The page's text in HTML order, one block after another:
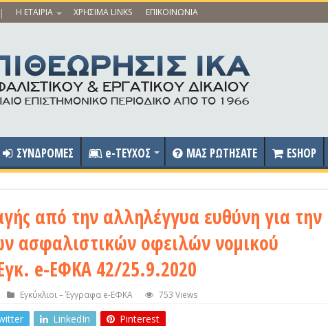
Η ΕΤΑΙΡΙΑ ΧΡΗΣΙΜΑ LINKS ΕΠΙΚΟΙΝΩΝΙΑ
ΣΥΝΔΡΟΜΕΣ e-ΤΕΥΧΟΣ ΜΑΣ ΡΩΤΗΣΑΤΕ ESHOP
από την αλληλέγγυα ευθύνη για την
ασφαλιστικών οφειλών νομικού
e-ΕΦΚΑ 42/25.9.2020
Εγκύκλιοι – Έγγραφα e-ΕΦΚΑ 753 Views
LinkedIn Pinterest